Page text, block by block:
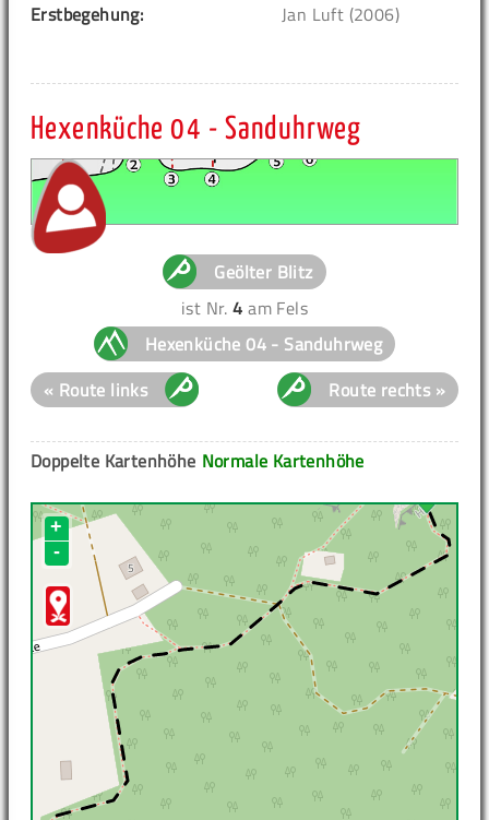
Erstbegehung:
Jan Luft (2006)
Hexenküche 04 - Sanduhrweg
Geölter Blitz
ist Nr.4 am Fels
Hexenküche 04 - Sanduhrweg
« Route links
Route rechts »
Normale Kartenhöhe
Doppelte Kartenhöhe
+
-